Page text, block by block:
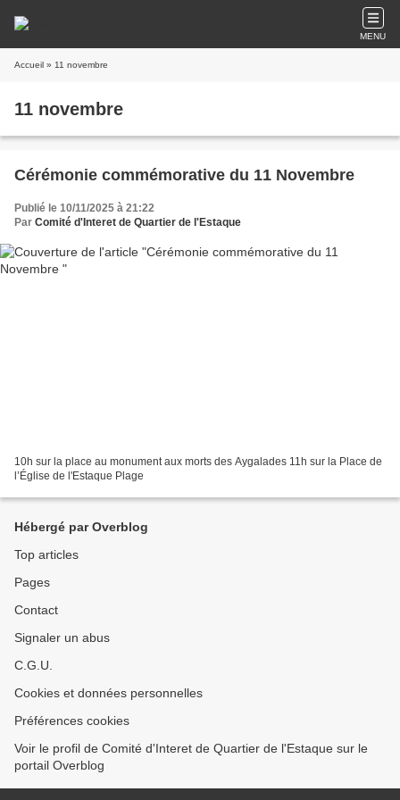
MENU
Accueil » 11 novembre
11 novembre
Cérémonie commémorative du 11 Novembre
Publié le 10/11/2025 à 21:22
Par Comité d'Interet de Quartier de l'Estaque
10h sur la place au monument aux morts des Aygalades 11h sur la Place de
l’Église de l'Estaque Plage
Hébergé par Overblog
Top articles
Pages
Contact
Signaler un abus
C.G.U.
Cookies et données personnelles
Préférences cookies
Voir le profil de Comité d'Interet de Quartier de l'Estaque sur le
portail Overblog